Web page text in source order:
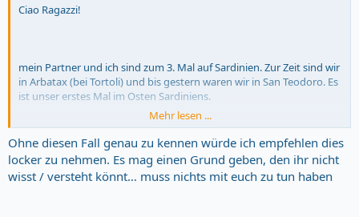
Ciao Ragazzi!
mein Partner und ich sind zum 3. Mal auf Sardinien. Zur Zeit sind wir
in Arbatax (bei Tortoli) und bis gestern waren wir in San Teodoro. Es
ist unser erstes Mal im Osten Sardiniens.
Uns ist bereits aufgefallen, dass es hier weitaus touristischer als im
Südwesten des Landes ist, wo wir bei unseren letzten Reisen waren.
Wir haben auch gelesen dass es im Norden und Osten touristischer
Mehr lesen ...
Ohne diesen Fall genau zu kennen würde ich empfehlen dies
locker zu nehmen. Es mag einen Grund geben, den ihr nicht
wisst / versteht könnt… muss nichts mit euch zu tun haben